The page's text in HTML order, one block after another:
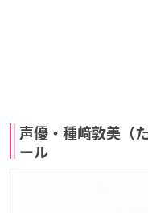
声優・種﨑敦美（
ール